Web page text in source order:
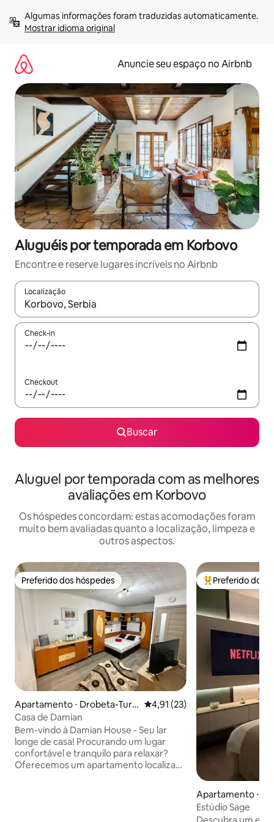
para
Mostrar idioma original
Anuncie seu espaço no Airbnb
Aluguéis por temporada em Korbovo
Encontre e reserve lugares incríveis no Airbnb
Localização
Quando os resultados estiverem disponíveis, explore-os
Check-in
Checkout
Buscar
Aluguel por temporada com as melhores
avaliações em Korbovo
Os hóspedes concordam: estas acomodações foram
muito bem avaliadas quanto a localização, limpeza e
outros aspectos.
Preferido dos hóspedes
Preferido dos hóspedes
Apartamento ⋅ Drobeta-Turn
u Severin
4,91 de uma avaliação média
4,91 (23)
Casa de Damian
Bem-vindo à Damian House - Seu lar
longe de casa! Procurando um lugar
confortável e tranquilo para relaxar?
Oferecemos um apartamento localizado
Entre os
Preferido dos
Apartamento ⋅
everin
Estúdio Sage